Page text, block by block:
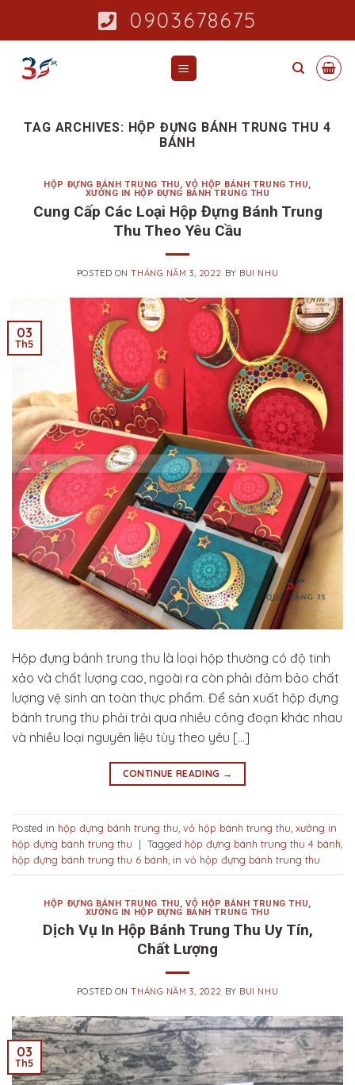
0903678675
TAG ARCHIVES: HỘP ĐỰNG BÁNH TRUNG THU 4
BÁNH
HỘP ĐỰNG BÁNH TRUNG THU,VỎ HỘP BÁNH TRUNG THU,
XƯỞNG IN HỘP ĐỰNG BÁNH TRUNG THU
Cung Cấp Các Loại Hộp Đựng Bánh Trung
Thu Theo Yêu Cầu
POSTED ONTHÁNG NĂM 3, 2022 BY BUI NHU
03
Th5
Hộp đựng bánh trung thu là loại hộp thường có độ tinh
xảo và chất lượng cao, ngoài ra còn phải đảm bảo chất
lượng vệ sinh an toàn thực phẩm. Để sản xuất hộp đựng
bánh trung thu phải trải qua nhiều công đoạn khác nhau
và nhiều loại nguyên liệu tùy theo yêu […]
CONTINUE READING →
Posted in hộp đựng bánh trung thu vỏ hộp bánh trung thu xưởng in
hộp đựng bánh trung thu
| Tagged hộp đựng bánh trung thu 4 bánh
hộp đựng bánh trung thu 6 bánh in vỏ hộp đựng bánh trung thu
HỘP ĐỰNG BÁNH TRUNG THU,VỎ HỘP BÁNH TRUNG THU,
XƯỞNG IN HỘP ĐỰNG BÁNH TRUNG THU
Dịch Vụ In Hộp Bánh Trung Thu Uy Tín,
Chất Lượng
POSTED ONTHÁNG NĂM 3, 2022 BY BUI NHU
03
Th5